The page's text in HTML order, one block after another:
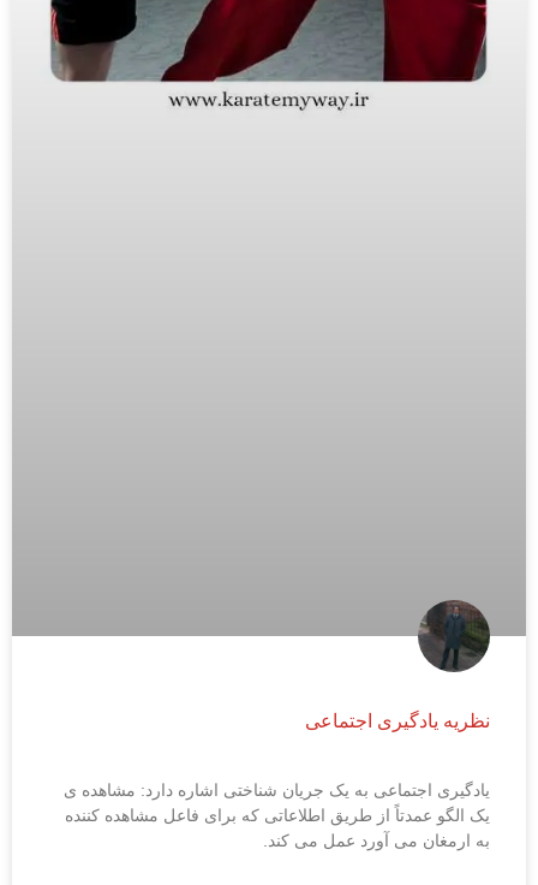
نظریه یادگیری اجتماعی
یادگیری اجتماعی به یک جریان شناختی اشاره دارد: مشاهده ی
یک الگو عمدتاً از طریق اطلاعاتی که برای فاعل مشاهده کننده
به ارمغان می آورد عمل می کند.